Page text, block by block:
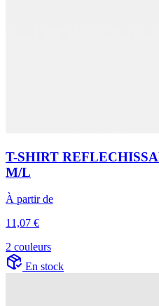
T-SHIRT
M/L
À partir de
11,07 €
2 couleurs
En stock